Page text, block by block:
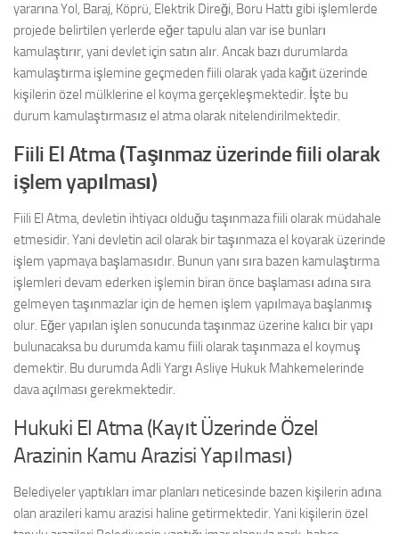
yararına Yol, Baraj, Köprü, Elektrik Direği, Boru Hattı gibi işlemlerde
projede belirtilen yerlerde eğer tapulu alan var ise bunları
kamulaştırır, yani devlet için satın alır. Ancak bazı durumlarda
kamulaştırma işlemine geçmeden fiili olarak yada kağıt üzerinde
kişilerin özel mülklerine el koyma gerçekleşmektedir. İşte bu
durum kamulaştırmasız el atma olarak nitelendirilmektedir.
Fiili El Atma (Taşınmaz üzerinde fiili olarak
işlem yapılması)
Fiili El Atma, devletin ihtiyacı olduğu taşınmaza fiili olarak müdahale
etmesidir. Yani devletin acil olarak bir taşınmaza el koyarak üzerinde
işlem yapmaya başlamasıdır. Bunun yanı sıra bazen kamulaştırma
işlemleri devam ederken işlemin biran önce başlaması adına sıra
gelmeyen taşınmazlar için de hemen işlem yapılmaya başlanmış
olur. Eğer yapılan işlen sonucunda taşınmaz üzerine kalıcı bir yapı
bulunacaksa bu durumda kamu fiili olarak taşınmaza el koymuş
demektir. Bu durumda Adli Yargı Asliye Hukuk Mahkemelerinde
dava açılması gerekmektedir.
Hukuki El Atma (Kayıt Üzerinde Özel
Arazinin Kamu Arazisi Yapılması)
Belediyeler yaptıkları imar planları neticesinde bazen kişilerin adına
olan arazileri kamu arazisi haline getirmektedir. Yani kişilerin özel